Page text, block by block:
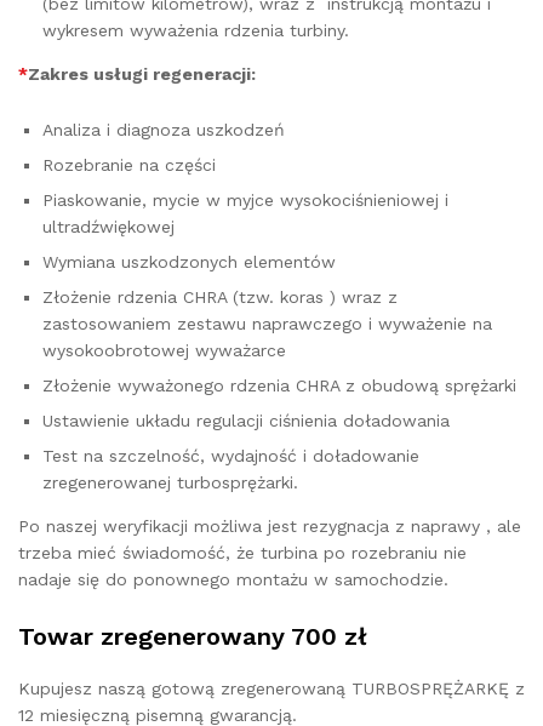
(bez limitów kilometrów), wraz z instrukcją montażu i
wykresem wyważenia rdzenia turbiny.
*Zakres usługi regeneracji:
Analiza i diagnoza uszkodzeń
Rozebranie na części
Piaskowanie, mycie w myjce wysokociśnieniowej i
ultradźwiękowej
Wymiana uszkodzonych elementów
Złożenie rdzenia CHRA (tzw. koras ) wraz z
zastosowaniem zestawu naprawczego i wyważenie na
wysokoobrotowej wyważarce
Złożenie wyważonego rdzenia CHRA z obudową sprężarki
Ustawienie układu regulacji ciśnienia doładowania
Test na szczelność, wydajność i doładowanie
zregenerowanej turbosprężarki.
Po naszej weryfikacji możliwa jest rezygnacja z naprawy , ale
trzeba mieć świadomość, że turbina po rozebraniu nie
nadaje się do ponownego montażu w samochodzie.
Towar zregenerowany 700 zł
Kupujesz naszą gotową zregenerowaną TURBOSPRĘŻARKĘ z
12 miesięczną pisemną gwarancją.